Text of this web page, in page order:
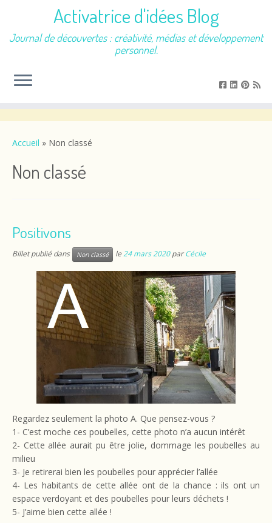
contenu
Activatrice d'idées Blog
Journal de découvertes : créativité, médias et développement
personnel.
Accueil » Non classé
Non classé
Positivons
Billet publié dans Non classé le24 mars 2020 parCécile
Regardez seulement la photo A. Que pensez-vous ?
1- C’est moche ces poubelles, cette photo n’a aucun intérêt
2- Cette allée aurait pu être jolie, dommage les poubelles au
milieu
3- Je retirerai bien les poubelles pour apprécier l’allée
4- Les habitants de cette allée ont de la chance : ils ont un
espace verdoyant et des poubelles pour leurs déchets !
5- J’aime bien cette allée !